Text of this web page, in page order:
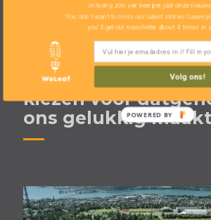
Het doel is niet
te streven, maar
kiezen voor
ons gelukkig
ontvang zo'n vier keer per jaar onze
Volg ons!
You don't want to miss our latest stories! Leave
you'll get our newsletter about 4 times in